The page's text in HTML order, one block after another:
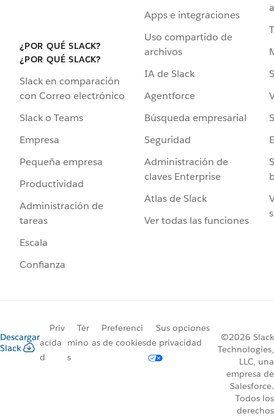
¿POR QUÉ SLACK?
¿POR QUÉ SLACK?
Slack en comparación
con Correo electrónico
Slack o Teams
Empresa
Pequeña empresa
Productividad
Administración de
tareas
Escala
Confianza
Apps e integraciones
Uso compartido de
archivos
IA de Slack
Agentforce
Búsqueda empresarial
Seguridad
Administración de
claves Enterprise
Atlas de Slack
Ver todas las funciones
Descargar
Slack
Priv
acida
d
Tér
mino
s
Preferenci
as de cookies
Sus opciones
de privacidad
©2026 Slack
Technologies,
LLC, una
empresa de
Salesforce.
Todos los
derechos